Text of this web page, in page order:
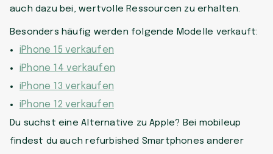
auch dazu bei, wertvolle Ressourcen zu erhalten.
Besonders häufig werden folgende Modelle verkauft:
iPhone 15 verkaufen
iPhone 14 verkaufen
iPhone 13 verkaufen
iPhone 12 verkaufen
Du suchst eine Alternative zu Apple? Bei mobileup
findest du auch refurbished Smartphones anderer